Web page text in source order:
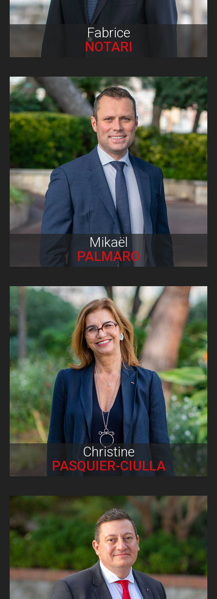
Fabrice
NOTARI
Biographie
Mikaël
PALMARO
Biographie
Christine
PASQUIER-CIULLA
Biographie